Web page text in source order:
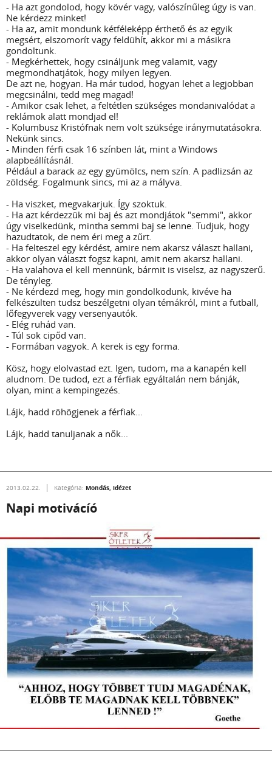
- Ha azt gondolod, hogy kövér vagy, valószínűleg úgy is van.
Ne kérdezz minket!
- Ha az, amit mondunk kétféleképp érthető és az egyik
megsért, elszomorít vagy feldühít, akkor mi a másikra
gondoltunk.
- Megkérhettek, hogy csináljunk meg valamit, vagy
megmondhatjátok, hogy milyen legyen.
De azt ne, hogyan. Ha már tudod, hogyan lehet a legjobban
megcsinálni, tedd meg magad!
- Amikor csak lehet, a feltétlen szükséges mondanivalódat a
reklámok alatt mondjad el!
- Kolumbusz Kristófnak nem volt szüksége iránymutatásokra.
Nekünk sincs.
- Minden férfi csak 16 színben lát, mint a Windows
alapbeállításnál.
Például a barack az egy gyümölcs, nem szín. A padlizsán az
zöldség. Fogalmunk sincs, mi az a mályva.
- Ha viszket, megvakarjuk. Így szoktuk.
- Ha azt kérdezzük mi baj és azt mondjátok "semmi", akkor
úgy viselkedünk, mintha semmi baj se lenne. Tudjuk, hogy
hazudtatok, de nem éri meg a zűrt.
- Ha felteszel egy kérdést, amire nem akarsz választ hallani,
akkor olyan választ fogsz kapni, amit nem akarsz hallani.
- Ha valahova el kell mennünk, bármit is viselsz, az nagyszerű.
De tényleg.
- Ne kérdezd meg, hogy min gondolkodunk, kivéve ha
felkészülten tudsz beszélgetni olyan témákról, mint a futball,
lőfegyverek vagy versenyautók.
- Elég ruhád van.
- Túl sok cipőd van.
- Formában vagyok. A kerek is egy forma.
Kösz, hogy elolvastad ezt. Igen, tudom, ma a kanapén kell
aludnom. De tudod, ezt a férfiak egyáltalán nem bánják,
olyan, mint a kempingezés.
Lájk, hadd röhögjenek a férfiak...
Lájk, hadd tanuljanak a nők...
2013.02.22. Kategória: Mondás, idézet
Napi motivácíó